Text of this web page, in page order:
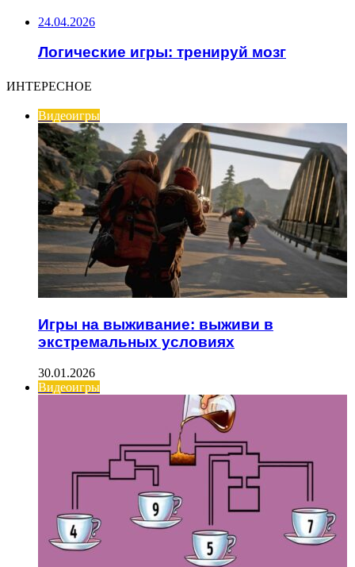
24.04.2026
Логические игры: тренируй мозг
ИНТЕРЕСНОЕ
Видеоигры
Игры на выживание: выживи в
экстремальных условиях
30.01.2026
Видеоигры